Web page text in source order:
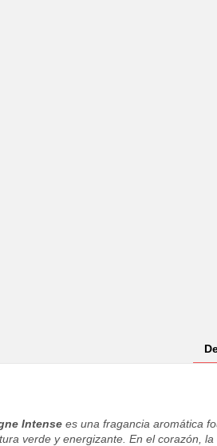
Intense es una fragancia aromática
verde y energizante. En el corazón,